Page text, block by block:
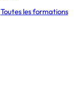
Toutes les formations
COEFFICIENTS DU BAC 2026 : TOUS LES COEFFICIENTS MATIÈRE PAR MATIÈRE ET LE CALCUL DE LA MOYENNE